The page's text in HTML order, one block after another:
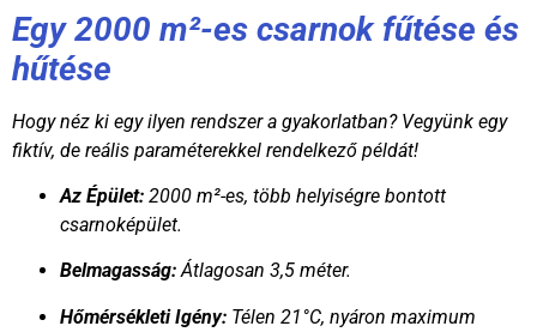
Egy 2000 m²-es csarnok fűtése és
hűtése
Hogy néz ki egy ilyen rendszer a gyakorlatban? Vegyünk egy
fiktív, de reális paraméterekkel rendelkező példát!
Az Épület: 2000 m²-es, több helyiségre bontott
csarnoképület.
Belmagasság:Átlagosan 3,5 méter.
Hőmérsékleti Igény: Télen 21°C, nyáron maximum